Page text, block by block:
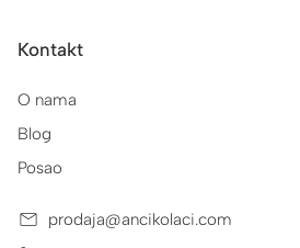
Kontakt
O nama
Blog
Posao
prodaja@ancikolaci.com